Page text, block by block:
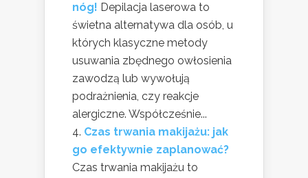
nóg! Depilacja laserowa to
świetna alternatywa dla osób, u
których klasyczne metody
usuwania zbędnego owłosienia
zawodzą lub wywołują
podrażnienia, czy reakcje
alergiczne. Współcześnie...
Czas trwania makijażu: jak
go efektywnie zaplanować?
Czas trwania makijażu to